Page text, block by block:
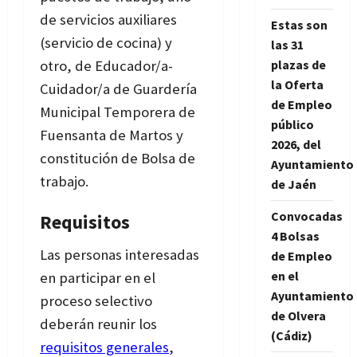
de servicios auxiliares
(servicio de cocina) y
otro, de Educador/a-
Cuidador/a de Guardería
Municipal Temporera de
Fuensanta de Martos y
constitución de Bolsa de
trabajo.
Requisitos
Las personas interesadas
en participar en el
proceso selectivo
deberán reunir los
requisitos generales,
Estas son
las 31
plazas de
la Oferta
de Empleo
público
2026, del
Ayuntamiento
de Jaén
Convocadas
4 Bolsas
de Empleo
en el
Ayuntamiento
de Olvera
(Cádiz)